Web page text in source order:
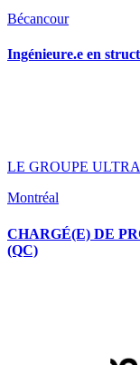
Bécancour
Ingénieure.e en
LE GROUPE
Montréal
CHARGÉ(E) DE
(QC)